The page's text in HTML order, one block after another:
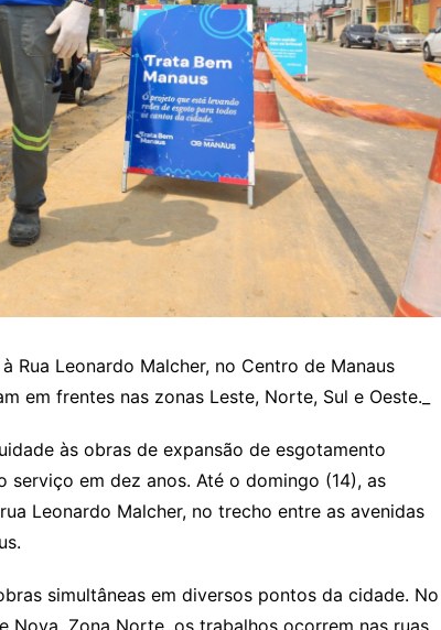
Rua Leonardo Malcher, no Centro de Manaus
em frentes nas zonas Leste, Norte, Sul e Oeste._
às obras de expansão de esgotamento
serviço em dez anos. Até o domingo (14), as
Leonardo Malcher, no trecho entre as avenidas
simultâneas em diversos pontos da cidade. No